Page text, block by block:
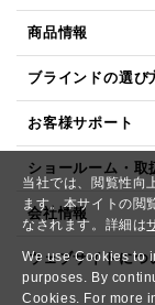
当社では、閲覧性向
ます。本サイトの閲
なされます。詳細は
We use Cookies to
purposes. By
Cookies. For more
商品情報
ブラインドの選び
お客様サポート
ショールーム・取
会社情報
ウェブサイトにつ